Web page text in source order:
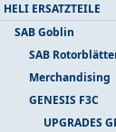
HELI ERSATZTEILE
SAB Goblin
SAB
Merchandising
GENESIS F3C
UPGRADES GENESIS